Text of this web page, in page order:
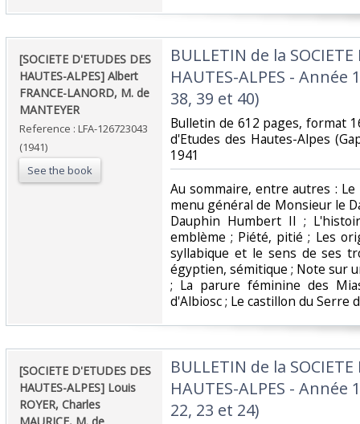
‎[SOCIETE D'ETUDES DES
HAUTES-ALPES] Albert
FRANCE-LANORD, M. de
MANTEYER‎
Reference : LFA-126723043
(1941)
See the book
‎BULLETIN de la SOCIETE
HAUTES-ALPES - Année
38, 39 et 40) ‎
‎Bulletin de 612 pages, format
d'Etudes des Hautes-Alpes
1941‎
‎Au sommaire, entre autres : Le
menu général de Monsieur le
Dauphin Humbert II ;
emblème ; Piété, pitié ; Les
syllabique et le sens de ses
égyptien, sémitique ; Note sur
; La parure féminine des
d'Albiosc ; Le castillon du Serre
‎[SOCIETE D'ETUDES DES
HAUTES-ALPES] Louis
ROYER, Charles
‎BULLETIN de la SOCIETE
HAUTES-ALPES - Année
22, 23 et 24) ‎